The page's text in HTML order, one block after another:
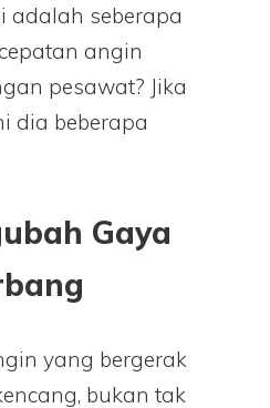
adalah seberapa
angin
pesawat? Jika
dia beberapa
Gaya
yang bergerak
bukan tak